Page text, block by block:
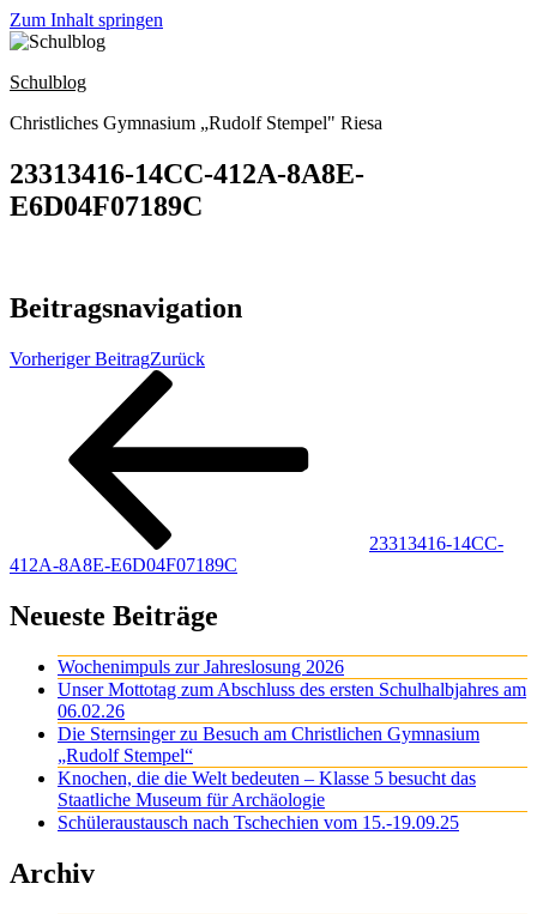
Zum Inhalt springen
Schulblog
Christliches Gymnasium „Rudolf Stempel" Riesa
23313416-14CC-412A-8A8E-
E6D04F07189C
Beitragsnavigation
Vorheriger BeitragZurück
23313416-14CC-
412A-8A8E-E6D04F07189C
Neueste Beiträge
Wochenimpuls zur Jahreslosung 2026
Unser Mottotag zum Abschluss des ersten Schulhalbjahres am
06.02.26
Die Sternsinger zu Besuch am Christlichen Gymnasium
„Rudolf Stempel“
Knochen, die die Welt bedeuten – Klasse 5 besucht das
Staatliche Museum für Archäologie
Schüleraustausch nach Tschechien vom 15.-19.09.25
Archiv